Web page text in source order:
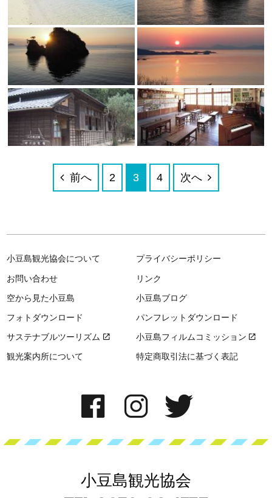
前へ 2 3 4 次へ
小豆島観光協会について プライバシーポリシー
お問い合わせ リンク
空から見た小豆島 小豆島ブログ
フォトダウンロード パンフレットダウンロード
サステナブルツーリズム 小豆島フィルムコミッション
観光案内所について 特定商取引法に基づく表記
小豆島観光協会